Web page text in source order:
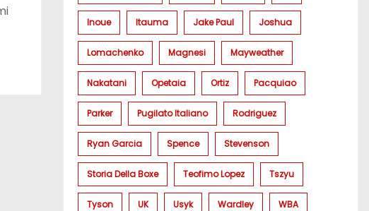
Inoue Itauma Jake Paul Joshua
Lomachenko Magnesi Mayweather
Nakatani Opetaia Ortiz Pacquiao
Parker Pugilato Italiano Rodriguez
Ryan Garcia Spence Stevenson
Storia Della Boxe Teofimo Lopez Tszyu
Tyson UK Usyk Wardley WBA